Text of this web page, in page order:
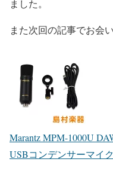
ました。
また次回の記事でお会
Marantz MPM-1000U
USBコンデンサーマイ